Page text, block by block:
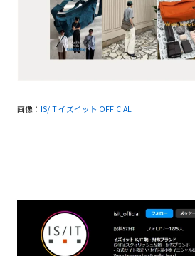
画像： IS/IT イズイット OFFICIAL